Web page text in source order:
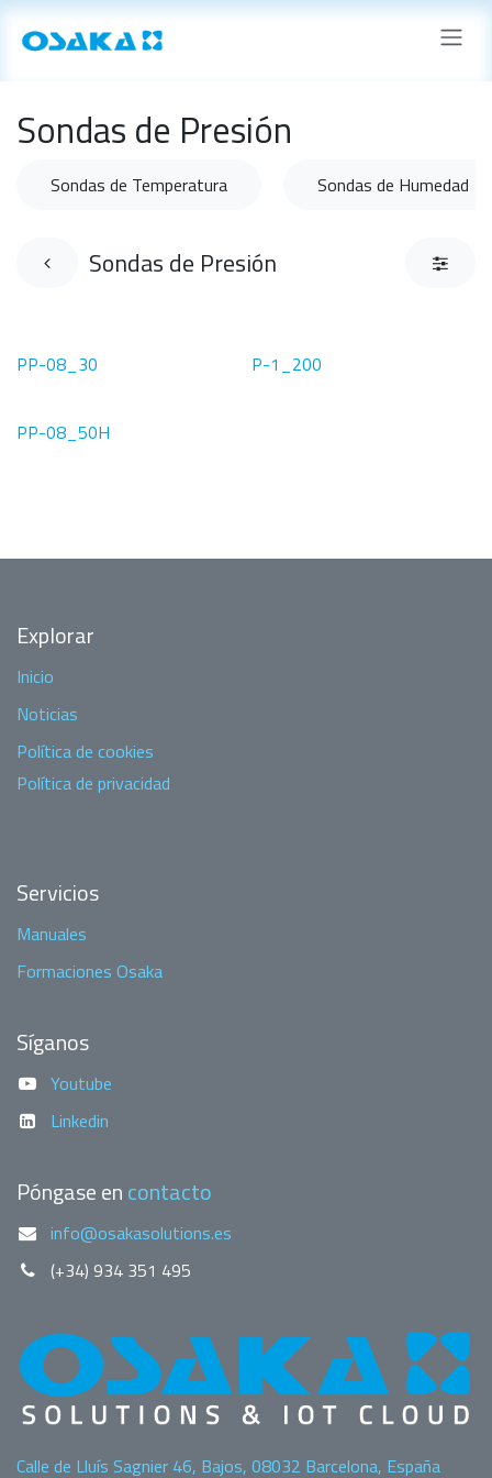
Ir al contenido
Sondas de Presión
Sondas de Temperatura Sondas de Humedad
Sondas de Presión
PP-08_30 P-1_200
PP-08_50H
Explorar
Inicio
Noticias
Política de cookies
Política de privacidad
Servicios
Manuales
Formaciones Osaka
Síganos
Youtube
Linkedin
Póngase encontacto
info@osakasolutions.es
(+34) 934 351 495
Calle de Lluís Sagnier 46, Bajos, 08032 Barcelona, España